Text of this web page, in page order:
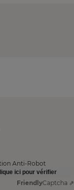
Anti-Robot
ici pour vérifier
FriendlyCaptcha ⇗